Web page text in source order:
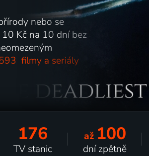
nebo se
10 Kč na 10 dní bez
filmy a seriály
176
TV stanic
až 100
dní zpětně